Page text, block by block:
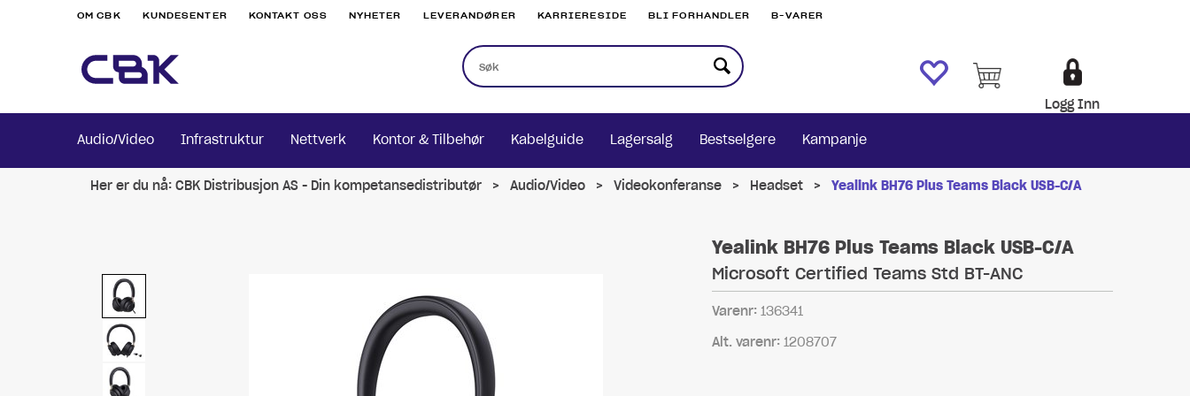
OM CBK KUNDESENTER KONTAKT OSS NYHETER LEVERANDØRER KARRIERESIDE BLI FORHANDLER B-VARER
Logg Inn
Audio/Video Infrastruktur Nettverk Kontor & Tilbehør Kabelguide Lagersalg Bestselgere Kampanje
Her er du nå: CBK Distribusjon AS - Din kompetansedistributør > Audio/Video > Videokonferanse > Headset > Yealink BH76 Plus Teams Black USB-C/A
Yealink BH76 Plus Teams Black USB-C/A
Microsoft Certified Teams Std BT-ANC
Varenr: 136341
Alt. varenr: 1208707